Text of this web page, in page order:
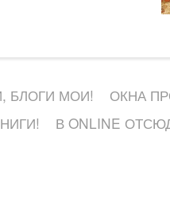
БЛОГИ МОИ! ОКНА
В ONLINE